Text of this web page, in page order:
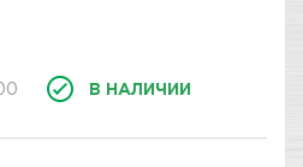
В НАЛИЧИИ